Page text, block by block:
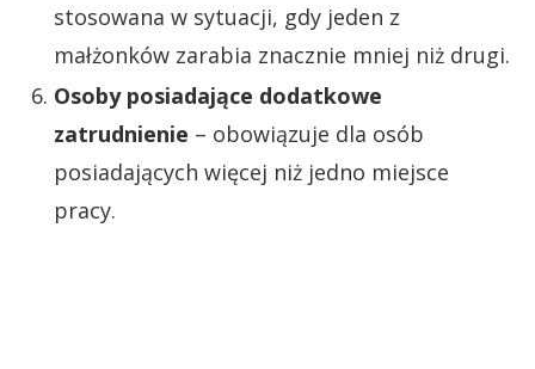
stosowana w sytuacji, gdy jeden z
małżonków zarabia znacznie mniej niż drugi.
Osoby posiadające dodatkowe
zatrudnienie – obowiązuje dla osób
posiadających więcej niż jedno miejsce
pracy.